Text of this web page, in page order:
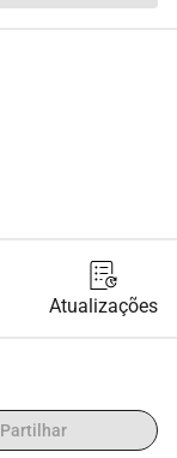
Atualizações
Partilhar